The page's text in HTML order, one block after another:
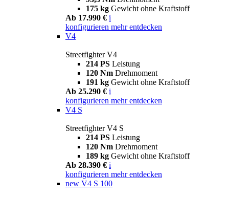
175 kg Gewicht ohne Kraftstoff
Ab 17.990 € i
konfigurieren mehr entdecken
V4
Streetfighter V4
214 PS Leistung
120 Nm Drehmoment
191 kg Gewicht ohne Kraftstoff
Ab 25.290 € i
konfigurieren mehr entdecken
V4 S
Streetfighter V4 S
214 PS Leistung
120 Nm Drehmoment
189 kg Gewicht ohne Kraftstoff
Ab 28.390 € i
konfigurieren mehr entdecken
new V4 S 100